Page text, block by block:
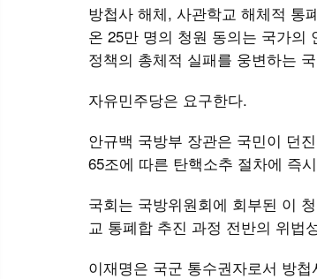
방첩사 해체, 사관학교 해체적 통
온 25만 명의 청원 동의는 국가의
정책의 총체적 실패를 웅변하는
자유민주당은 요구한다.
안규백 국방부 장관은 국민이 던
65조에 따른 탄핵소추 절차에 즉
국회는 국방위원회에 회부된 이
교 통폐합 추진 과정 전반의 위법
이재명은 국군 통수권자로서 방